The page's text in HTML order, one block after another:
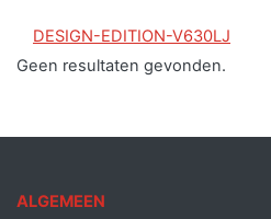
DESIGN-EDITION-V630LJ
Geen resultaten gevonden.
ALGEMEEN